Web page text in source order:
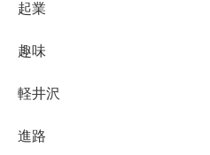
起業
趣味
軽井沢
進路